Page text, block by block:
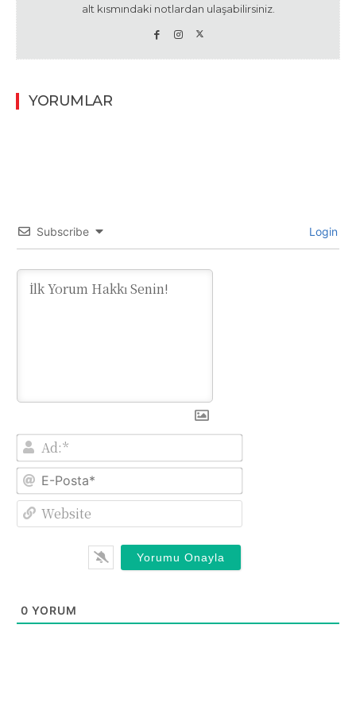
alt kısmındaki notlardan ulaşabilirsiniz.
YORUMLAR
Subscribe Login
Ad:*
E-
0 YORUM